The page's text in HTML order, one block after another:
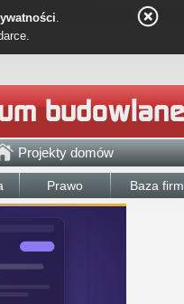
.
Projekty domów
Prawo Baza firm